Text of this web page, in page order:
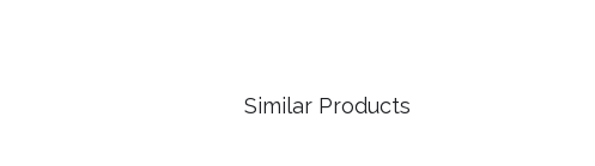
Similar Products